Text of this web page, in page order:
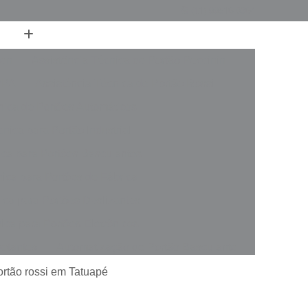
Automatização de Portão de Garagem
rossi em Tatuapé